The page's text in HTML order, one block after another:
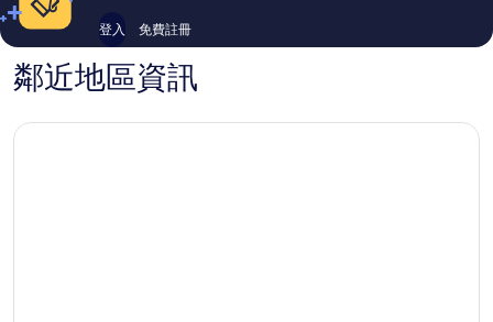
登入 免費註冊
鄰近地區資訊